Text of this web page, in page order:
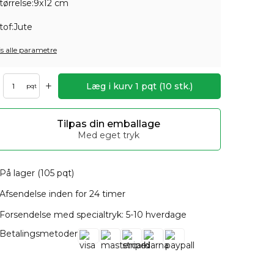
9x12 cm
Jute
alle parametre
pqt + Læg i kurv 1 pqt (10 stk.)
Tilpas din emballage
Med eget tryk
På lager (105 pqt)
Afsendelse inden for 24 timer
Forsendelse med specialtryk: 5-10 hverdage
Betalingsmetoder